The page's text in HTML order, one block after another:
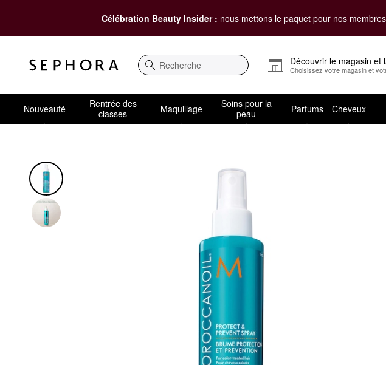
Célébration Beauty Insider : nous mettons le paquet pour nos
Recherche
Découvrir le magasin et
Choisissez votre magasin et
Nouveauté
Rentrée des
classes
Maquillage
Soins pour la
peau
Parfums Cheveux